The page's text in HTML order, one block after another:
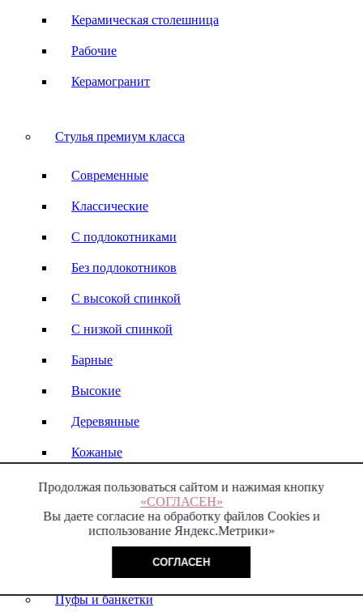
Продолжая пользоваться сайтом и нажимая кнопку
«СОГЛАСЕН»
Вы даете согласие на обработку файлов Cookies и
использование Яндекс.Метрики»
СОГЛАСЕН
Керамическая столешница
Рабочие
Керамогранит
Стулья премиум класса
Современные
Классические
С подлокотниками
Без подлокотников
С высокой спинкой
С низкой спинкой
Барные
Высокие
Деревянные
Кожаные
Стулья-кресла
Italy
Модерн
Пуфы и банкетки